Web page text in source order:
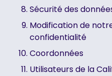
Sécurité des
Modification de
confidentialité
Coordonnées
Utilisateurs de la